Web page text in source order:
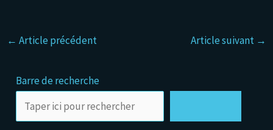
← Article précédent Article suivant →
Barre de recherche